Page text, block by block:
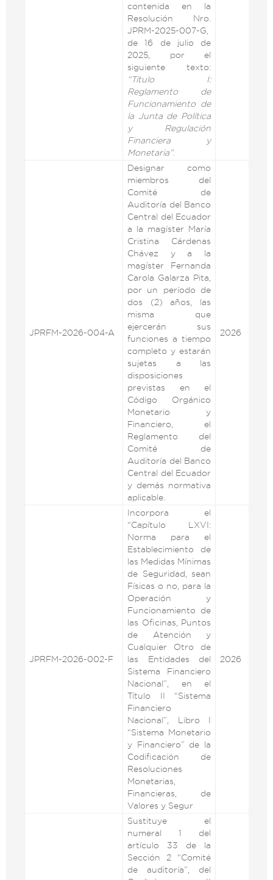
contenida en la
Resolución Nro.
JPRM-2025-007-G,
de 16 de julio de
2025, por el
siguiente texto:
“Título I:
Reglamento de
Funcionamiento de
la Junta de Política
y Regulación
Financiera y
Monetaria”.
JPRFM-2026-004-A
Designar como
miembros del
Comité de
Auditoría del Banco
Central del Ecuador
a la magíster María
Cristina Cárdenas
Chávez y a la
magíster Fernanda
Carola Galarza Pita,
por un período de
dos (2) años, las
misma que
ejercerán sus
funciones a tiempo
completo y estarán
sujetas a las
disposiciones
previstas en el
Código Orgánico
Monetario y
Financiero, el
Reglamento del
Comité de
Auditoría del Banco
Central del Ecuador
y demás normativa
aplicable.
2026
JPRFM-2026-002-F
Incorpora el
“Capítulo LXVI:
Norma para el
Establecimiento de
las Medidas Mínimas
de Seguridad, sean
Físicas o no, para la
Operación y
Funcionamiento de
las Oficinas, Puntos
de Atención y
Cualquier Otro de
las Entidades del
Sistema Financiero
Nacional”, en el
Título II “Sistema
Financiero
Nacional”, Libro I
“Sistema Monetario
y Financiero” de la
Codificación de
Resoluciones
Monetarias,
Financieras, de
Valores y Segur
2026
Sustituye el
numeral 1 del
artículo 33 de la
Sección 2 “Comité
de auditoría”, del